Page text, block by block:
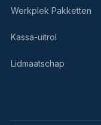
Werkplek Pakketten
Kassa-uitrol
Lidmaatschap